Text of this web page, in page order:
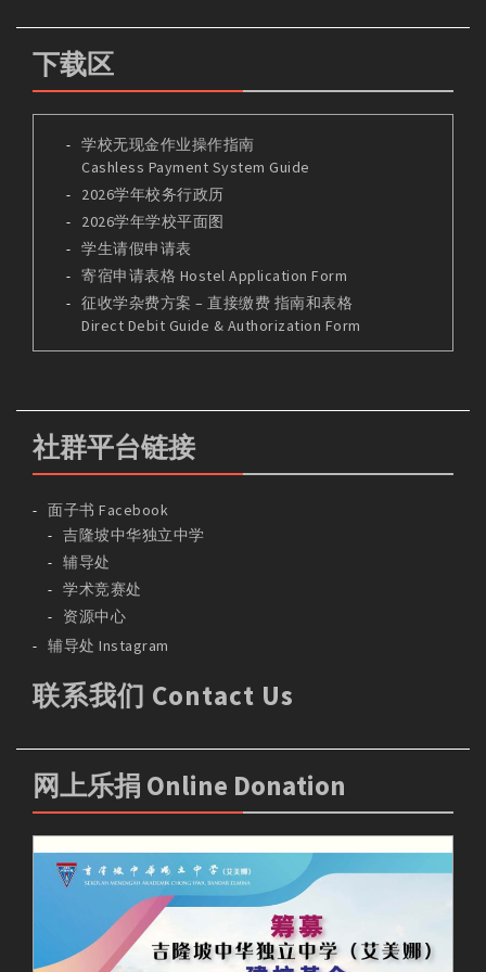
下载区
学校无现金作业操作指南
Cashless Payment System Guide
2026学年校务行政历
2026学年学校平面图
学生请假申请表
寄宿申请表格 Hostel Application Form
征收学杂费方案 – 直接缴费 指南和表格
Direct Debit Guide & Authorization Form
社群平台链接
面子书 Facebook
吉隆坡中华独立中学
辅导处
学术竞赛处
资源中心
辅导处 Instagram
联系我们 Contact Us
网上乐捐 Online Donation